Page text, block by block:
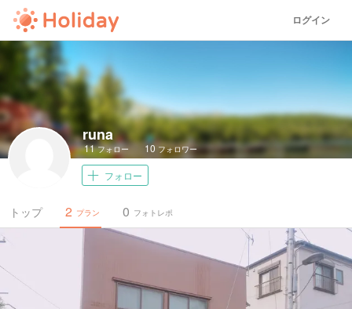
ログイン
runa
11フォロー 10 フォロワー
フォロー
トップ プラン
2 フォトレポ
0